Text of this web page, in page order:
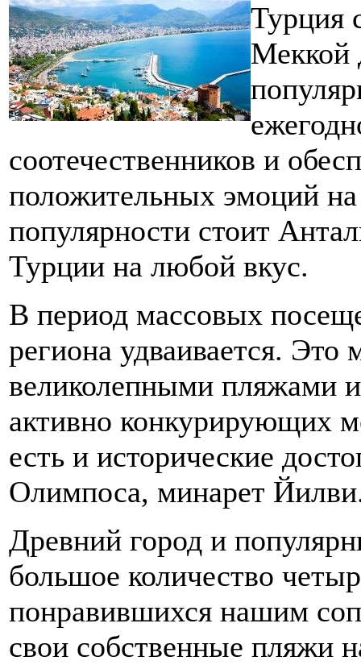
Турция
Меккой
соотечественников и
положительных эмоций
популярности стоит
Турции на любой вкус.
В период массовых
региона удваивается. Это
великолепными пляжами
активно конкурирующих
есть и исторические
Олимпоса, минарет
Древний город и
большое количество
понравившихся нашим
свои собственные пляжи